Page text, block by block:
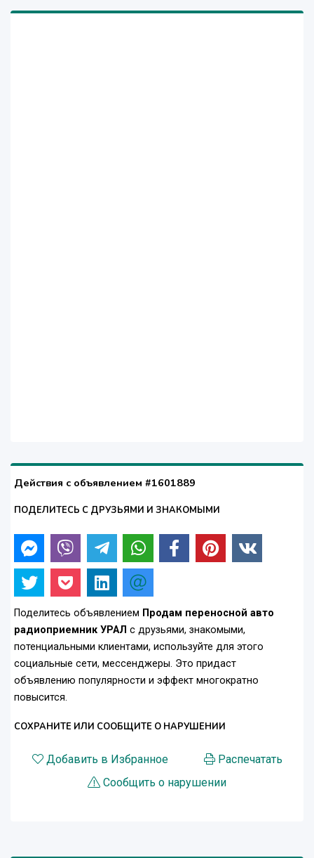
Действия с объявлением #1601889
ПОДЕЛИТЕСЬ С ДРУЗЬЯМИ И ЗНАКОМЫМИ
Поделитесь объявлением Продам переносной авто
радиоприемник УРАЛ с друзьями, знакомыми,
потенциальными клиентами, используйте для этого
социальные сети, мессенджеры. Это придаст
объявлению популярности и эффект многократно
повысится.
СОХРАНИТЕ ИЛИ СООБЩИТЕ О НАРУШЕНИИ
Добавить в Избранное
Распечатать
Сообщить о нарушении